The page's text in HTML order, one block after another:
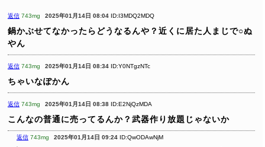
返信 743mg 2025年01月14日 08:04 ID:I3MDQ2MDQ
鍋かぶせてなかったらどうなるんや？近くに居た人まじで○ぬ
やん
返信 743mg 2025年01月14日 08:34 ID:Y0NTgzNTc
ちゃいなぽかん
返信 743mg 2025年01月14日 08:38 ID:E2NjQzMDA
こんなの普通に売ってるんか？武器作り放題じゃないか
返信 743mg 2025年01月14日 09:24 ID:QwODAwNjM